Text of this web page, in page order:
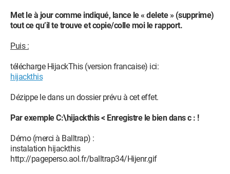
Met le à jour comme indiqué, lance le « delete » (supprime)
tout ce qu’il te trouve et copie/colle moi le rapport.
Puis :
télécharge HijackThis (version francaise) ici:
hijackthis
Dézippe le dans un dossier prévu à cet effet.
Par exemple C:\hijackthis < Enregistre le bien dans c : !
Démo (merci à Balltrap) :
instalation hijackthis
http://pageperso.aol.fr/balltrap34/Hijenr.gif